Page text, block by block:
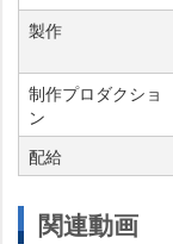
製作
制作プロダクショ
ン
配給
関連動画